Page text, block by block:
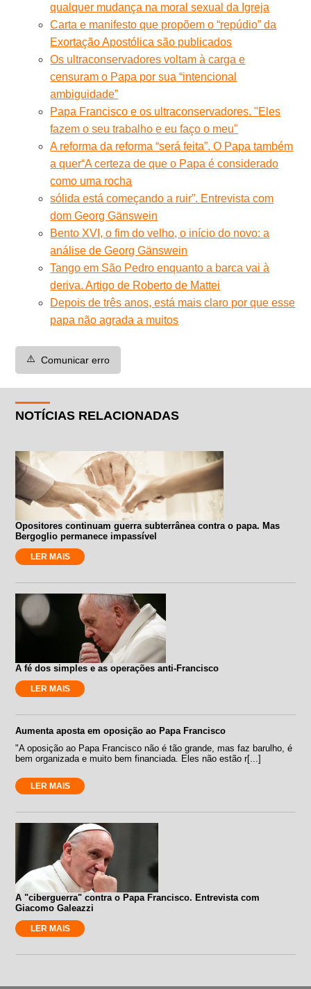
qualquer mudança na moral sexual da Igreja
Carta e manifesto que propõem o “repúdio” da
Exortação Apostólica são publicados
Os ultraconservadores voltam à carga e
censuram o Papa por sua “intencional
ambiguidade”
Papa Francisco e os ultraconservadores. "Eles
fazem o seu trabalho e eu faço o meu"
A reforma da reforma “será feita”. O Papa também
a quer“A certeza de que o Papa é considerado
como uma rocha
sólida está começando a ruir”. Entrevista com
dom Georg Gänswein
Bento XVI, o fim do velho, o início do novo: a
análise de Georg Gänswein
Tango em São Pedro enquanto a barca vai à
deriva. Artigo de Roberto de Mattei
Depois de três anos, está mais claro por que esse
papa não agrada a muitos
⚠️ Comunicar erro
NOTÍCIAS RELACIONADAS
Opositores continuam guerra subterrânea contra o papa. Mas
Bergoglio permanece impassível
LER MAIS
A fé dos simples e as operações anti-Francisco
LER MAIS
Aumenta aposta em oposição ao Papa Francisco
"A oposição ao Papa Francisco não é tão grande, mas faz barulho, é
bem organizada e muito bem financiada. Eles não estão r[...]
LER MAIS
A "ciberguerra" contra o Papa Francisco. Entrevista com
Giacomo Galeazzi
LER MAIS